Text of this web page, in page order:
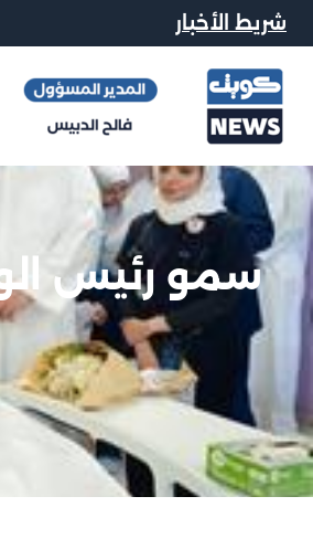
شريط الأخبار
سمو رئيس